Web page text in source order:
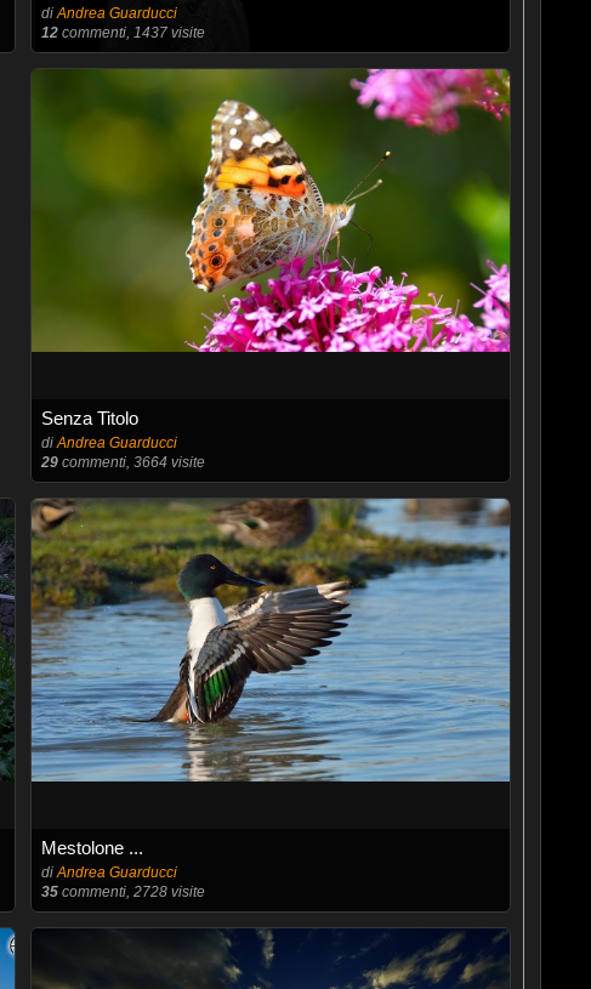
diAndrea Guarducci
12 commenti, 1437 visite
Senza Titolo
diAndrea Guarducci
29 commenti, 3664 visite
Mestolone ...
diAndrea Guarducci
35 commenti, 2728 visite